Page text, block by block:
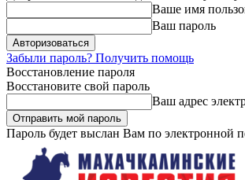
Ваше имя
Ваш пароль
Забыли пароль? Получить помощь
Восстановление пароля
Восстановите свой пароль
Ваш адрес
Пароль будет выслан Вам по электронной